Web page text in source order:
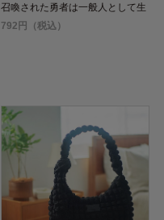
召喚された勇者は一般人として生
きていく? 2
792円（税込）